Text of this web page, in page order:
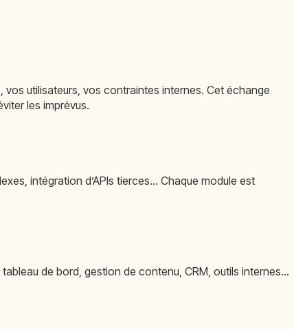
utilisateurs, vos contraintes internes. Cet échange
les imprévus.
intégration d’APIs tierces… Chaque module est
de bord, gestion de contenu, CRM, outils internes…